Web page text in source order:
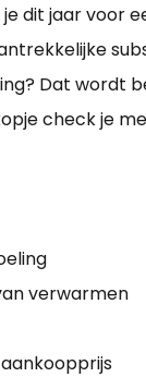
dit jaar voor
Dat wordt
check je
verwarmen